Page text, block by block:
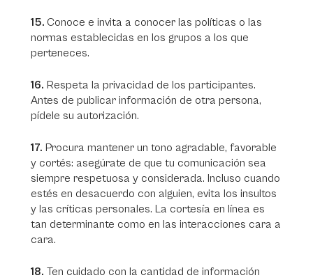
15. Conoce e invita a conocer las políticas o las
normas establecidas en los grupos a los que
perteneces.
16. Respeta la privacidad de los participantes.
Antes de publicar información de otra persona,
pídele su autorización.
17. Procura mantener un tono agradable, favorable
y cortés: asegúrate de que tu comunicación sea
siempre respetuosa y considerada. Incluso cuando
estés en desacuerdo con alguien, evita los insultos
y las críticas personales. La cortesía en línea es
tan determinante como en las interacciones cara a
cara.
18. Ten cuidado con la cantidad de información